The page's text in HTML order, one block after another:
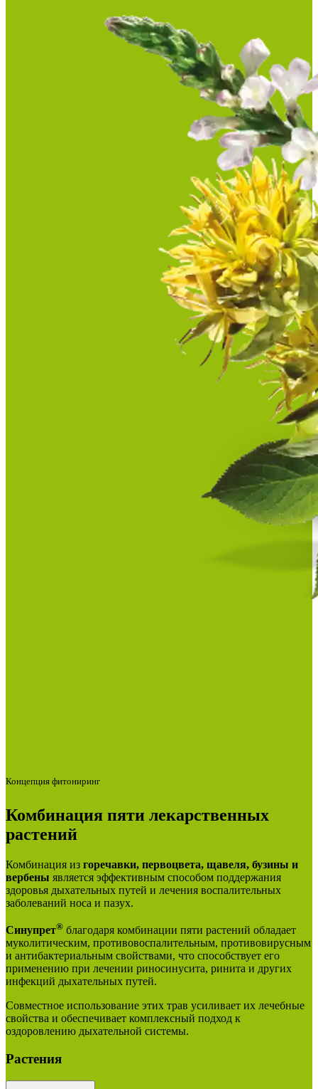
Концепция фитониринг
Комбинация пяти лекарственных
растений
Комбинация из горечавки, первоцвета, щавеля, бузины и
вербены является эффективным способом поддержания
здоровья дыхательных путей и лечения воспалительных
заболеваний носа и пазух.
Синупрет® благодаря комбинации пяти растений обладает
муколитическим, противовоспалительным, противовирусным
и антибактериальным свойствами, что способствует его
применению при лечении риносинусита, ринита и других
инфекций дыхательных путей.
Совместное использование этих трав усиливает их лечебные
свойства и обеспечивает комплексный подход к
оздоровлению дыхательной системы.
Растения